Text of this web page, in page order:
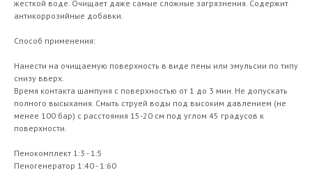
жесткой воде. Очищает даже самые сложные загрязнения. Содержит
антикоррозийные добавки.
Способ применения:
Нанести на очищаемую поверхность в виде пены или эмульсии по типу
снизу вверх.
Время контакта шампуня с поверхностью от 1 до 3 мин. Не допускать
полного высыхания. Смыть струей воды под высоким давлением (не
менее 100 бар) с расстояния 15-20 см под углом 45 градусов к
поверхности.
Пенокомплект 1:3 - 1:5
Пеногенератор 1:40 - 1:60